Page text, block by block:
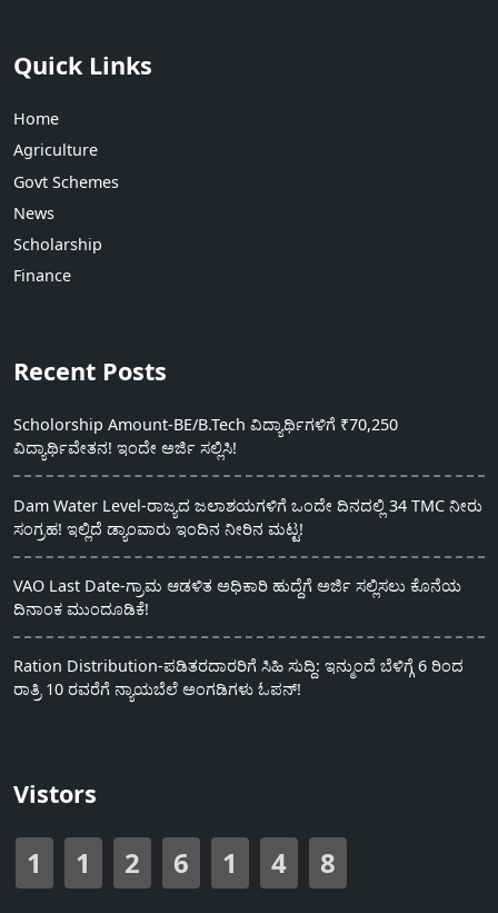
Quick Links
Home
Agriculture
Govt Schemes
News
Scholarship
Finance
Recent Posts
Scholorship Amount-BE/B.Tech ವಿದ್ಯಾರ್ಥಿಗಳಿಗೆ ₹70,250
ವಿದ್ಯಾರ್ಥಿವೇತನ! ಇಂದೇ ಅರ್ಜಿ ಸಲ್ಲಿಸಿ!
Dam Water Level-ರಾಜ್ಯದ ಜಲಾಶಯಗಳಿಗೆ ಒಂದೇ ದಿನದಲ್ಲಿ 34 TMC ನೀರು
ಸಂಗ್ರಹ! ಇಲ್ಲಿದೆ ಡ್ಯಾಂವಾರು ಇಂದಿನ ನೀರಿನ ಮಟ್ಟ!
VAO Last Date-ಗ್ರಾಮ ಆಡಳಿತ ಅಧಿಕಾರಿ ಹುದ್ದೆಗೆ ಅರ್ಜಿ ಸಲ್ಲಿಸಲು ಕೊನೆಯ
ದಿನಾಂಕ ಮುಂದೂಡಿಕೆ!
Ration Distribution-ಪಡಿತರದಾರರಿಗೆ ಸಿಹಿ ಸುದ್ದಿ: ಇನ್ಮುಂದೆ ಬೆಳಿಗ್ಗೆ 6 ರಿಂದ
ರಾತ್ರಿ 10 ರವರೆಗೆ ನ್ಯಾಯಬೆಲೆ ಅಂಗಡಿಗಳು ಓಪನ್!
Vistors
1 1 2 6 1 4 8